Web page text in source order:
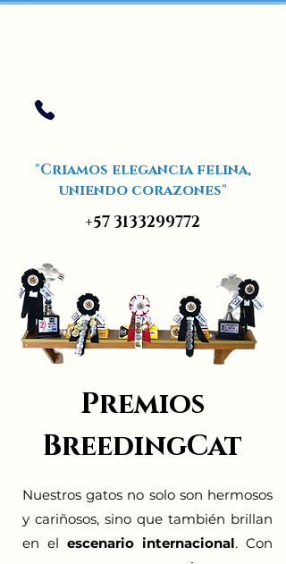
"Criamos elegancia felina,
uniendo corazones"
+57 3133299772
Premios
BreedingCat
Nuestros gatos no solo son hermosos
y cariñosos, sino que también brillan
en el escenario internacional. Con